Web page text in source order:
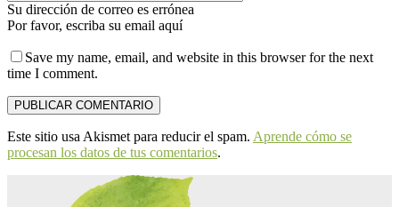
Su dirección de correo es errónea
Por favor, escriba su email aquí
Save my name, email, and website in this browser for the next
time I comment.
Este sitio usa Akismet para reducir el spam. Aprende cómo se
procesan los datos de tus comentarios.